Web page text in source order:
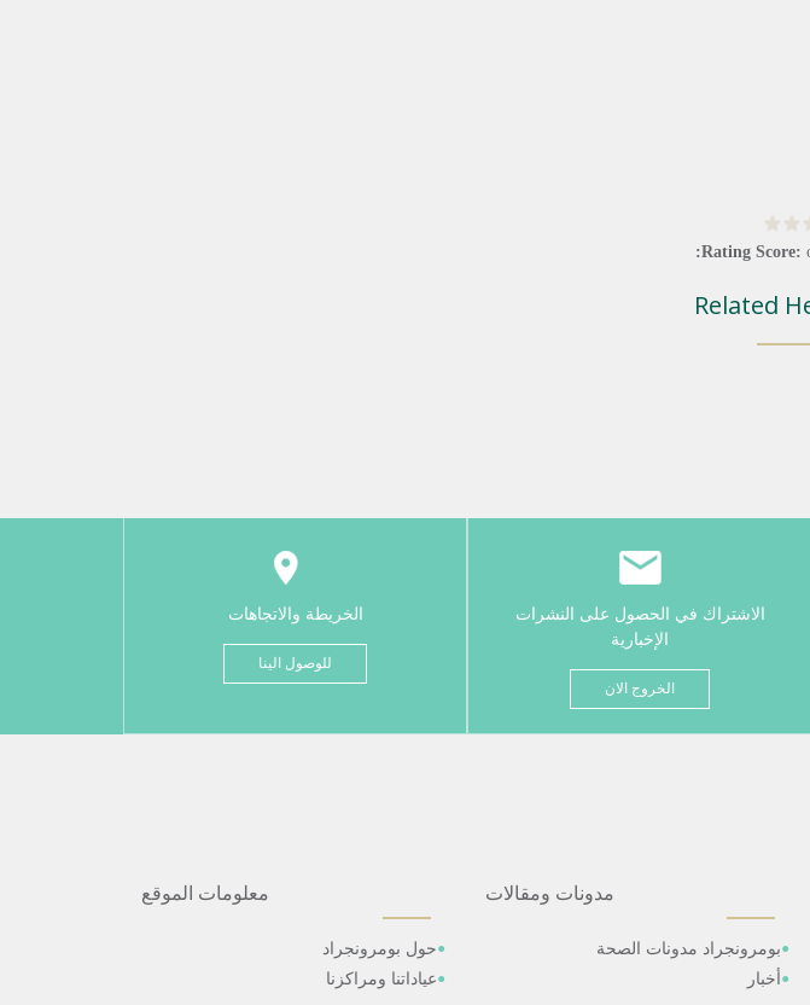
Rating Score:
Related
الاشتراك في الحصول على النشرات
الإخبارية
الخروج الان
الخريطة والاتجاهات
للوصول الينا
مدونات ومقالات
بومرونجراد مدونات الصحة
أخبار
معلومات الموقع
حول بومرونجراد
عياداتنا ومراكزنا